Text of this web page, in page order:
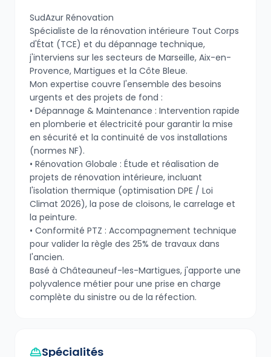
SudAzur Rénovation
Spécialiste de la rénovation intérieure Tout Corps
d'État (TCE) et du dépannage technique,
j'interviens sur les secteurs de Marseille, Aix-en-
Provence, Martigues et la Côte Bleue.
Mon expertise couvre l'ensemble des besoins
urgents et des projets de fond :
• Dépannage & Maintenance : Intervention rapide
en plomberie et électricité pour garantir la mise
en sécurité et la continuité de vos installations
(normes NF).
• Rénovation Globale : Étude et réalisation de
projets de rénovation intérieure, incluant
l'isolation thermique (optimisation DPE / Loi
Climat 2026), la pose de cloisons, le carrelage et
la peinture.
• Conformité PTZ : Accompagnement technique
pour valider la règle des 25% de travaux dans
l'ancien.
Basé à Châteauneuf-les-Martigues, j'apporte une
polyvalence métier pour une prise en charge
complète du sinistre ou de la réfection.
Spécialités